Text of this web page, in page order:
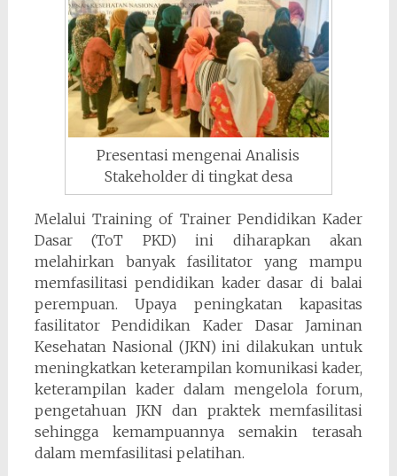
Presentasi mengenai Analisis
Stakeholder di tingkat desa
Melalui Training of Trainer Pendidikan Kader
Dasar (ToT PKD) ini diharapkan akan
melahirkan banyak fasilitator yang mampu
memfasilitasi pendidikan kader dasar di balai
perempuan. Upaya peningkatan kapasitas
fasilitator Pendidikan Kader Dasar Jaminan
Kesehatan Nasional (JKN) ini dilakukan untuk
meningkatkan keterampilan komunikasi kader,
keterampilan kader dalam mengelola forum,
pengetahuan JKN dan praktek memfasilitasi
sehingga kemampuannya semakin terasah
dalam memfasilitasi pelatihan.